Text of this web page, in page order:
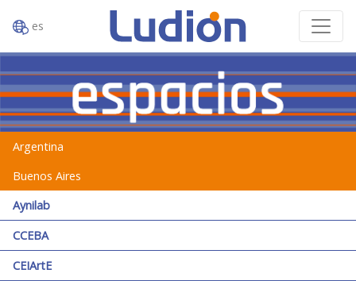
es
Argentina
Buenos Aires
Aynilab
CCEBA
CEIArtE